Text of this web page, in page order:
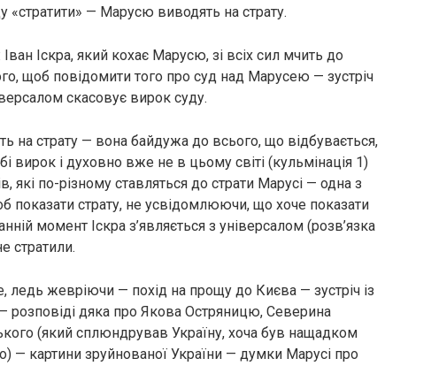
«стратити» — Марусю виводять на страту.
Іскра, який кохає Марусю, зі всіх сил мчить до
щоб повідомити того про суд над Марусею — зустріч
скасовує вирок суду.
на страту — вона байдужа до всього, що відбувається,
вирок і духовно вже не в цьому світі (кульмінація 1)
які по-різному ставляться до страти Марусі — одна з
показати страту, не усвідомлюючи, що хоче показати
момент Іскра з’являється з універсалом (розв’язка
стратили.
жевріючи — похід на прощу до Києва — зустріч із
дяка про Якова Остряницю, Северина
(який сплюндрував Україну, хоча був нащадком
— картини зруйнованої України — думки Марусі про